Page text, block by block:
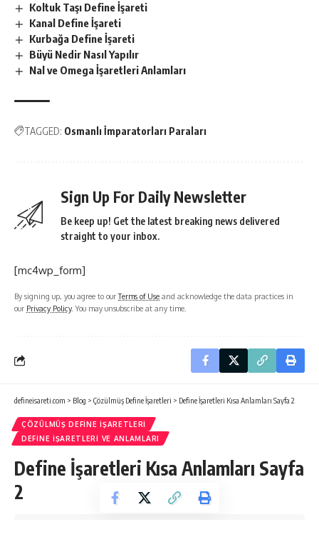
Koltuk Taşı Define İşareti
Kanal Define İşareti
Kurbağa Define İşareti
Büyü Nedir Nasıl Yapılır
Nal ve Omega İşaretleri Anlamları
TAGGED: Osmanlı İmparatorları Paraları
Sign Up For Daily Newsletter
Be keep up! Get the latest breaking news delivered
straight to your inbox.
[mc4wp_form]
By signing up, you agree to ourTerms of Use and acknowledge the data practices in
our Privacy Policy. You may unsubscribe at any time.
defineisareti.com > Blog > Çözülmüş Define İşaretleri > Define İşaretleri Kısa Anlamları Sayfa 2
ÇÖZÜLMÜŞ DEFINE İŞARETLERI
DEFINE İŞARETLERI VE ANLAMLARI
Define İşaretleri Kısa Anlamları Sayfa
2